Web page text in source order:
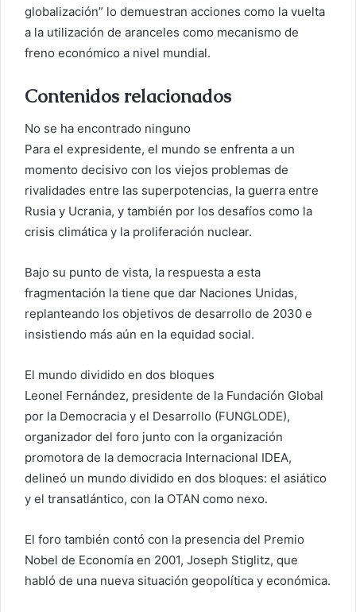
c
o
globalización” lo demuestran acciones como la vuelta
a la utilización de aranceles como mecanismo de
freno económico a nivel mundial.
Contenidos relacionados
No se ha encontrado ninguno
Para el expresidente, el mundo se enfrenta a un
momento decisivo con los viejos problemas de
rivalidades entre las superpotencias, la guerra entre
Rusia y Ucrania, y también por los desafíos como la
crisis climática y la proliferación nuclear.
Bajo su punto de vista, la respuesta a esta
fragmentación la tiene que dar Naciones Unidas,
replanteando los objetivos de desarrollo de 2030 e
insistiendo más aún en la equidad social.
El mundo dividido en dos bloques
Leonel Fernández, presidente de la Fundación Global
por la Democracia y el Desarrollo (FUNGLODE),
organizador del foro junto con la organización
promotora de la democracia Internacional IDEA,
delineó un mundo dividido en dos bloques: el asiático
y el transatlántico, con la OTAN como nexo.
El foro también contó con la presencia del Premio
Nobel de Economía en 2001, Joseph Stiglitz, que
habló de una nueva situación geopolítica y económica.